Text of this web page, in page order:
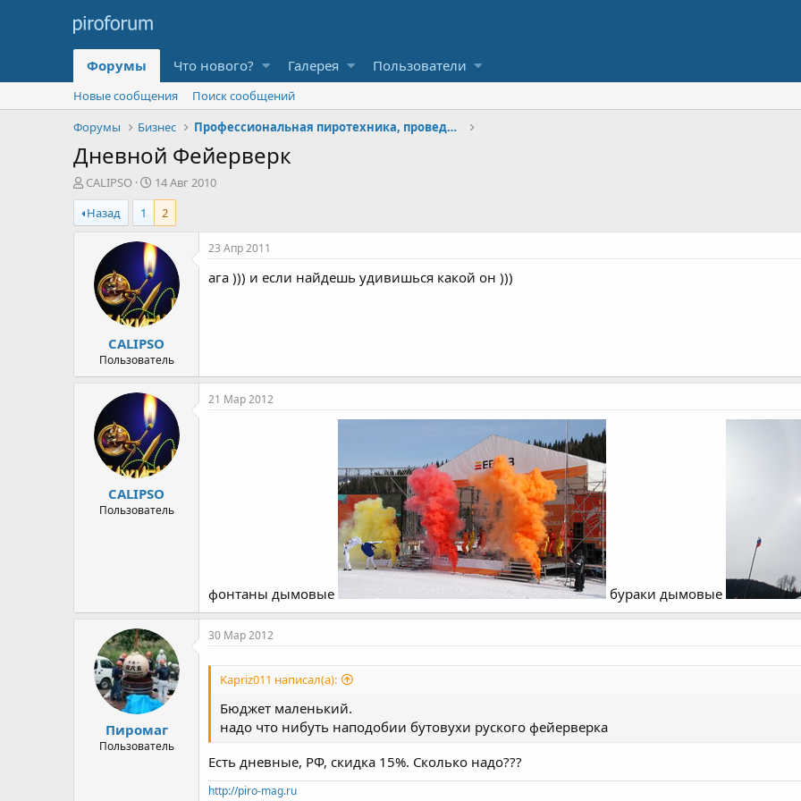
Форумы Что нового? Галерея Пользователи
Новые сообщения
Поиск сообщений
Форумы
Бизнес Профессиональная пиротехника, проведение шоу
Дневной Фейерверк
А
в
т
о
CALIPSO
Д
а
а
н
а
ч
а
л
а
14 Авг 2010
Назад
1 2
CALIPSO
Пользователь
23 Апр 2011
ага ))) и если найдешь удивишься какой он )))
CALIPSO
Пользователь
21 Мар 2012
фонтаны дымовые бураки дымовые
Пиромаг
Пользователь
30 Мар 2012
Kapriz011 написал(а):
Бюджет маленький.
надо что нибуть наподобии бутовухи руского фейерверка
Есть дневные, РФ, скидка 15%. Сколько надо???
http://piro-mag.ru